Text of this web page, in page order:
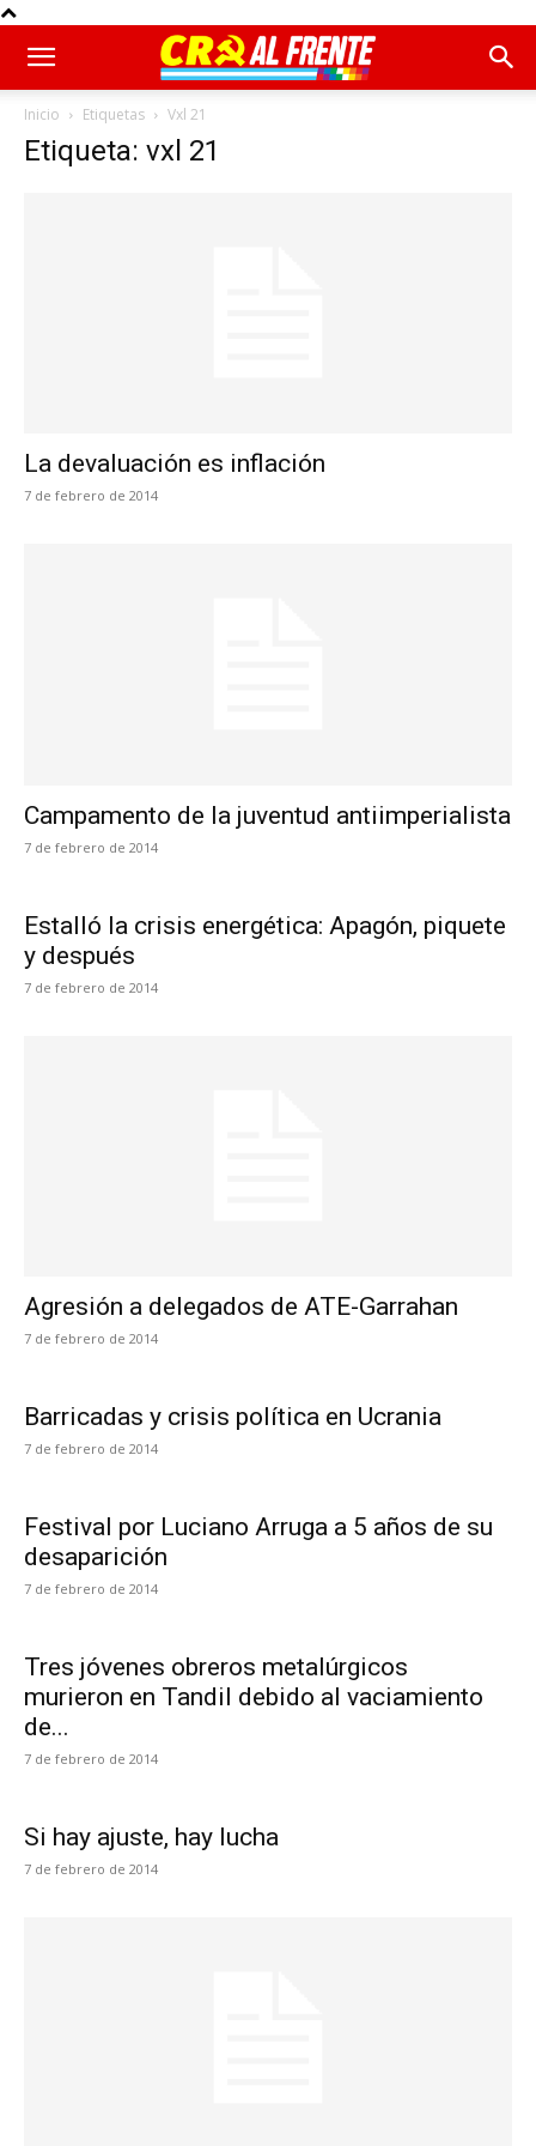
Inicio Etiquetas Vxl 21
Etiqueta: vxl 21
La devaluación es inflación
7 de febrero de 2014
Campamento de la juventud antiimperialista
7 de febrero de 2014
Estalló la crisis energética: Apagón, piquete
y después
7 de febrero de 2014
Agresión a delegados de ATE-Garrahan
7 de febrero de 2014
Barricadas y crisis política en Ucrania
7 de febrero de 2014
Festival por Luciano Arruga a 5 años de su
desaparición
7 de febrero de 2014
Tres jóvenes obreros metalúrgicos
murieron en Tandil debido al vaciamiento
de...
7 de febrero de 2014
Si hay ajuste, hay lucha
7 de febrero de 2014